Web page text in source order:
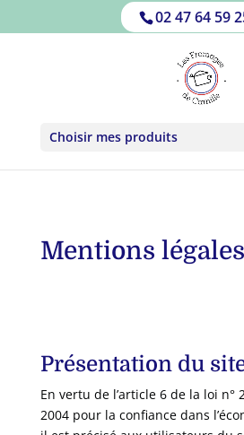
02 47 64 59
Choisir mes produits
Mentions légales
Présentation du
En vertu de l’article 6 de la loi n°
2004 pour la confiance dans